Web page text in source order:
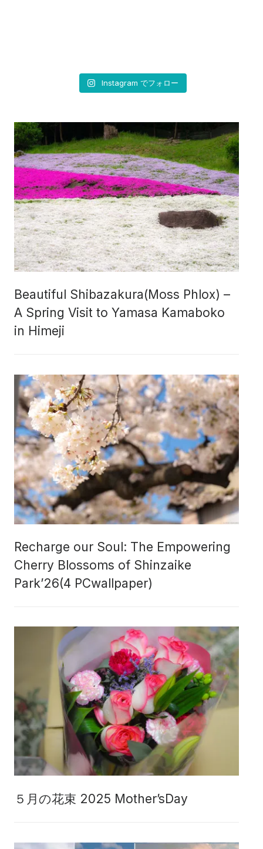
Instagram でフォロー
Beautiful Shibazakura(Moss Phlox) –
A Spring Visit to Yamasa Kamaboko
in Himeji
Recharge our Soul: The Empowering
Cherry Blossoms of Shinzaike
Park’26(4 PCwallpaper)
５月の花束 2025 Mother’sDay